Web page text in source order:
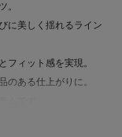
。
に美しく揺れるライン
フィット感を実現。
のある仕上がりに。